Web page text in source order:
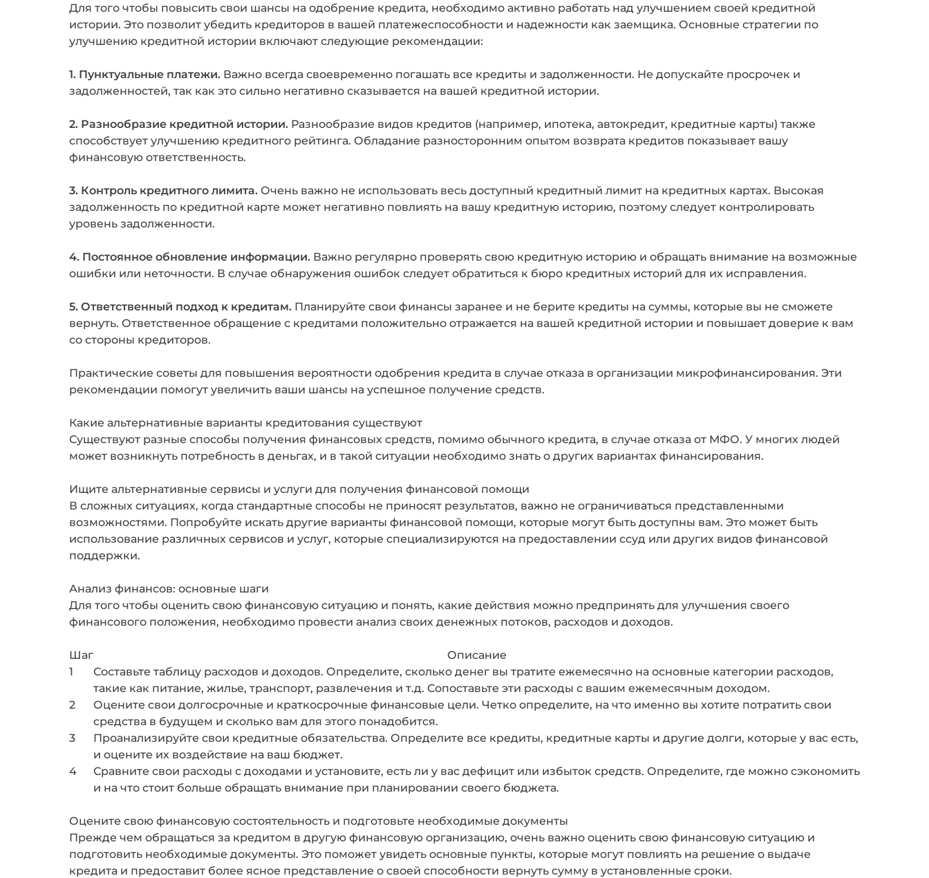
Для того чтобы повысить свои шансы на одобрение кредита, необходимо активно работать над улучшением своей кредитной
истории. Это позволит убедить кредиторов в вашей платежеспособности и надежности как заемщика. Основные стратегии по
улучшению кредитной истории включают следующие рекомендации:
1. Пунктуальные платежи.Важно всегда своевременно погашать все кредиты и задолженности. Не допускайте просрочек и
задолженностей, так как это сильно негативно сказывается на вашей кредитной истории.
2. Разнообразие кредитной истории.Разнообразие видов кредитов (например, ипотека, автокредит, кредитные карты) также
способствует улучшению кредитного рейтинга. Обладание разносторонним опытом возврата кредитов показывает вашу
финансовую ответственность.
3. Контроль кредитного лимита.Очень важно не использовать весь доступный кредитный лимит на кредитных картах. Высокая
задолженность по кредитной карте может негативно повлиять на вашу кредитную историю, поэтому следует контролировать
уровень задолженности.
4. Постоянное обновление информации.Важно регулярно проверять свою кредитную историю и обращать внимание на возможные
ошибки или неточности. В случае обнаружения ошибок следует обратиться к бюро кредитных историй для их исправления.
5. Ответственный подход к кредитам.Планируйте свои финансы заранее и не берите кредиты на суммы, которые вы не сможете
вернуть. Ответственное обращение с кредитами положительно отражается на вашей кредитной истории и повышает доверие к вам
со стороны кредиторов.
Практические советы для повышения вероятности одобрения кредита в случае отказа в организации микрофинансирования. Эти
рекомендации помогут увеличить ваши шансы на успешное получение средств.
Какие альтернативные варианты кредитования существуют
Существуют разные способы получения финансовых средств, помимо обычного кредита, в случае отказа от МФО. У многих людей
может возникнуть потребность в деньгах, и в такой ситуации необходимо знать о других вариантах финансирования.
Ищите альтернативные сервисы и услуги для получения финансовой помощи
В сложных ситуациях, когда стандартные способы не приносят результатов, важно не ограничиваться представленными
возможностями. Попробуйте искать другие варианты финансовой помощи, которые могут быть доступны вам. Это может быть
использование различных сервисов и услуг, которые специализируются на предоставлении ссуд или других видов финансовой
поддержки.
Анализ финансов: основные шаги
Для того чтобы оценить свою финансовую ситуацию и понять, какие действия можно предпринять для улучшения своего
финансового положения, необходимо провести анализ своих денежных потоков, расходов и доходов.
Шаг
Описание
1
Составьте таблицу расходов и доходов. Определите, сколько денег вы тратите ежемесячно на основные категории расходов,
такие как питание, жилье, транспорт, развлечения и т.д. Сопоставьте эти расходы с вашим ежемесячным доходом.
2
Оцените свои долгосрочные и краткосрочные финансовые цели. Четко определите, на что именно вы хотите потратить свои
средства в будущем и сколько вам для этого понадобится.
3
Проанализируйте свои кредитные обязательства. Определите все кредиты, кредитные карты и другие долги, которые у вас есть,
и оцените их воздействие на ваш бюджет.
4
Сравните свои расходы с доходами и установите, есть ли у вас дефицит или избыток средств. Определите, где можно сэкономить
и на что стоит больше обращать внимание при планировании своего бюджета.
Оцените свою финансовую состоятельность и подготовьте необходимые документы
Прежде чем обращаться за кредитом в другую финансовую организацию, очень важно оценить свою финансовую ситуацию и
подготовить необходимые документы. Это поможет увидеть основные пункты, которые могут повлиять на решение о выдаче
кредита и предоставит более ясное представление о своей способности вернуть сумму в установленные сроки.